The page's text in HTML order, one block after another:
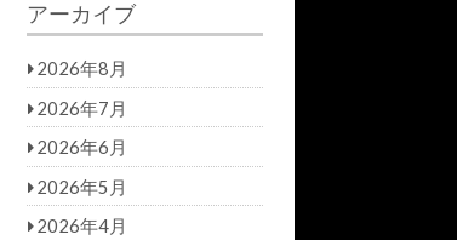
r
c
h
f
o
r:
h
アーカイブ
2026年8月
2026年7月
2026年6月
2026年5月
2026年4月